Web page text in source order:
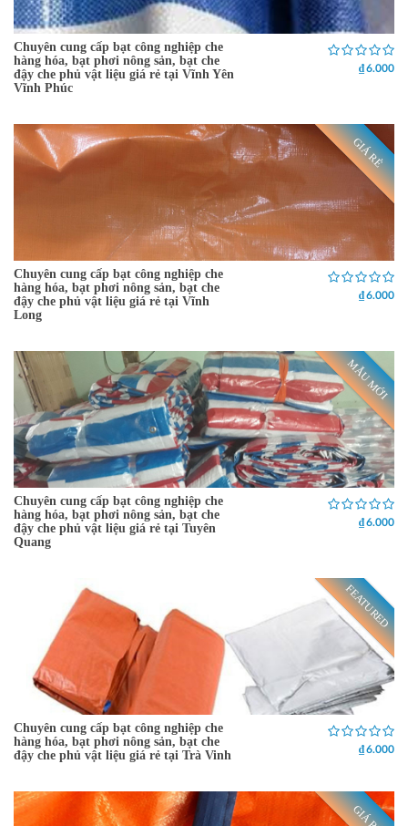
Chuyên cung cấp bạt công nghiệp che
hàng hóa, bạt phơi nông sản, bạt che
đậy che phủ vật liệu giá rẻ tại Vĩnh Yên
Vĩnh Phúc
₫ 6.000
GIÁ RẺ
Chuyên cung cấp bạt công nghiệp che
hàng hóa, bạt phơi nông sản, bạt che
đậy che phủ vật liệu giá rẻ tại Vĩnh
Long
₫ 6.000
MẪU MỚI
Chuyên cung cấp bạt công nghiệp che
hàng hóa, bạt phơi nông sản, bạt che
đậy che phủ vật liệu giá rẻ tại Tuyên
Quang
₫ 6.000
FEATURED
Chuyên cung cấp bạt công nghiệp che
hàng hóa, bạt phơi nông sản, bạt che
đậy che phủ vật liệu giá rẻ tại Trà Vinh
₫ 6.000